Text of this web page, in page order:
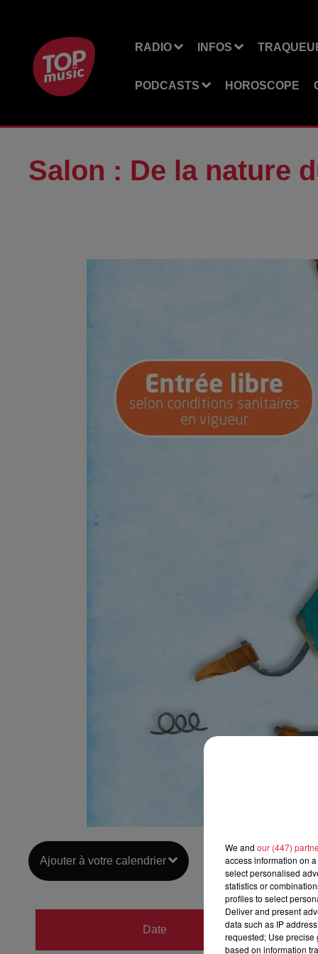
RADIO INFOS
PODCASTS HOROSCOPE
Salon : De la nature
Ajouter à votre calendrier
Date
du6
au7
We and our (447)
access information on
select personalised
statistics or
profiles to select
Deliver and present
data such as IP
requested; Use precise
based on information